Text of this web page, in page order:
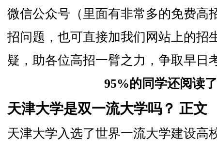
微信公众号（里面有非常多的免费高
招问题，也可直接加我们网站上的招
疑，助各位高招一臂之力，争取早日
95%的同学还阅读
天津大学是双一流大学吗？ 正文
天津大学入选了世界一流大学建设高